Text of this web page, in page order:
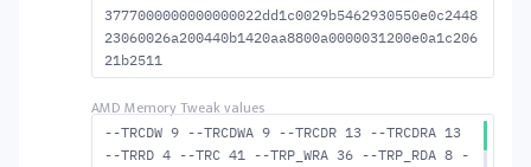
3777000000000000022dd1c0029b5462930550e0c2448
23060026a200440b1420aa8800a0000031200e0a1c206
21b2511
--TRCDW 9 --TRCDWA 9 --TRCDR 13 --TRCDRA 13
--TRRD 4 --TRC 41 --TRP_WRA 36 --TRP_RDA 8 -